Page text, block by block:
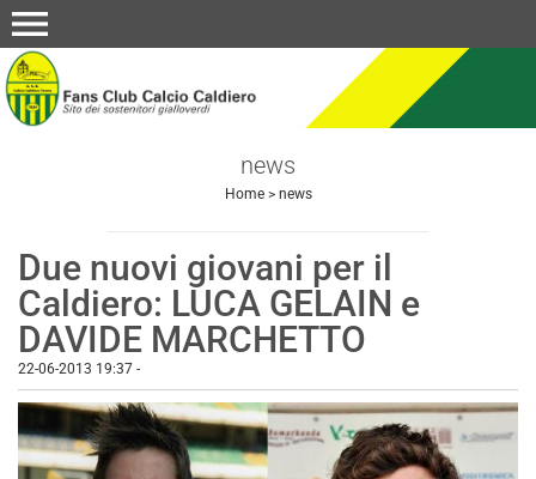
menu
news
Home> news
Due nuovi giovani per il
Caldiero: LUCA GELAIN e
DAVIDE MARCHETTO
22-06-2013 19:37 -